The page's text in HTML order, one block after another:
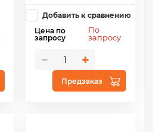
Добавить к сравнению
Цена по
запросу
По
запросу
Предзаказ